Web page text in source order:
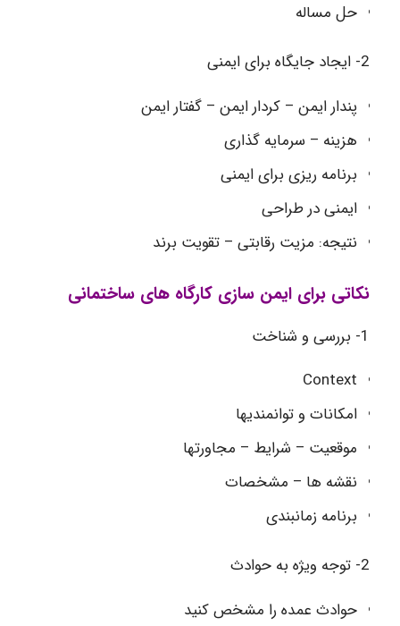
حل مساله
2- ایجاد جایگاه برای ایمنی
پندار ایمن – کردار ایمن – گفتار ایمن
هزینه – سرمایه گذاری
برنامه ریزی برای ایمنی
ایمنی در طراحی
نتیجه: مزیت رقابتی – تقویت برند
نکاتی برای ایمن سازی کارگاه های ساختمانی
1- بررسی و شناخت
Context
امکانات و توانمندیها
موقعیت – شرایط – مجاورتها
نقشه ها – مشخصات
برنامه زمانبندی
2- توجه ویژه به حوادث
حوادث عمده را مشخص کنید